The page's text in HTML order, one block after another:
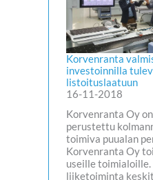
Korvenranta
investoinnilla
listoituslaatuun
16-11-2018
Korvenranta Oy
perustettu
toimiva puualan
Korvenranta Oy
useille
liiketoiminta